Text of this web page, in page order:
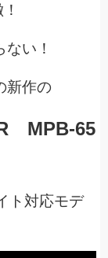
い！
新作の
MPB-65
ト対応モデ